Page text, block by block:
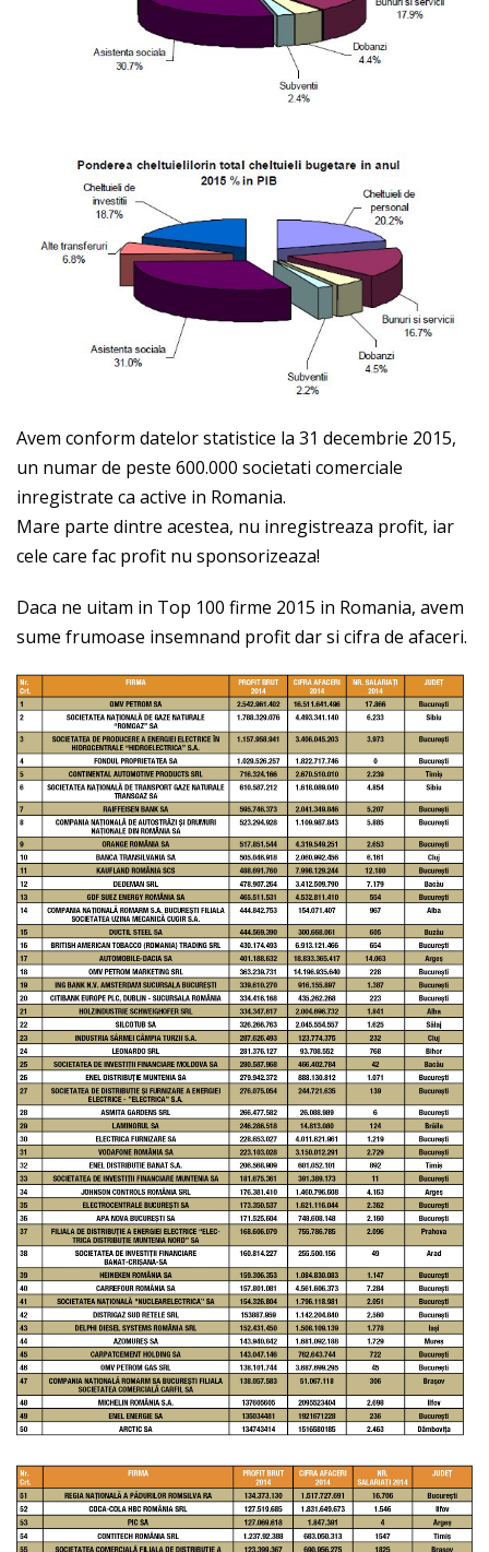
Avem conform datelor statistice la 31 decembrie 2015,
un numar de peste 600.000 societati comerciale
inregistrate ca active in Romania.
Mare parte dintre acestea, nu inregistreaza profit, iar
cele care fac profit nu sponsorizeaza!
Daca ne uitam in Top 100 firme 2015 in Romania, avem
sume frumoase insemnand profit dar si cifra de afaceri.